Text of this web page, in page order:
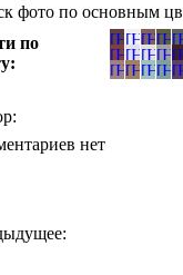
фото по основным
по
нет